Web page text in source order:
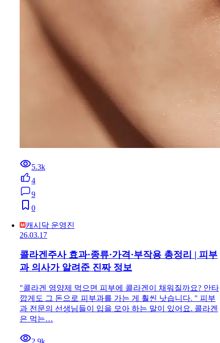
5.3k
4
9
0
캐시닥 운영진
26.03.17
콜라겐주사 효과·종류·가격·부작용 총정리 | 피부
과 의사가 알려준 진짜 정보
"콜라겐 영양제 먹으면 피부에 콜라겐이 채워질까요? 안타
깝게도 그 돈으로 피부과를 가는 게 훨씬 낫습니다. " 피부
과 전문의 선생님들이 입을 모아 하는 말이 있어요. 콜라겐
은 먹는…
2.9k